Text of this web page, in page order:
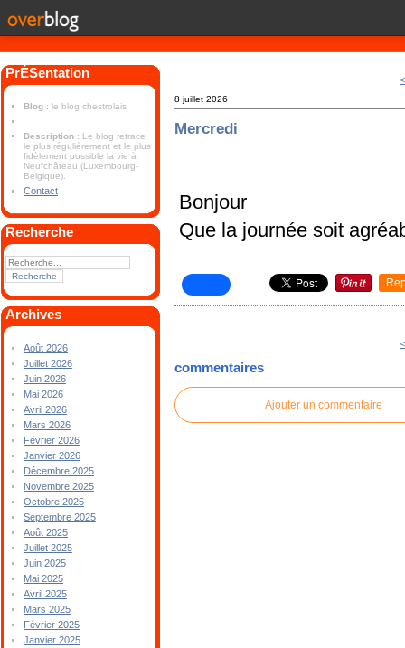
PrÉSentation
Blog : le blog chestrolais
Description : Le blog retrace
le plus régulièrement et le plus
fidèlement possible la vie à
Neufchâteau (Luxembourg-
Belgique).
Contact
Recherche
Archives
Août 2026
Juillet 2026
Juin 2026
Mai 2026
Avril 2026
Mars 2026
Février 2026
Janvier 2026
Décembre 2025
Novembre 2025
Octobre 2025
Septembre 2025
Août 2025
Juillet 2025
Juin 2025
Mai 2025
Avril 2025
Mars 2025
Février 2025
Janvier 2025
8 juillet 2026
Mercredi
Bonjour
Que la journée soit
commentaires
Ajouter un commentaire